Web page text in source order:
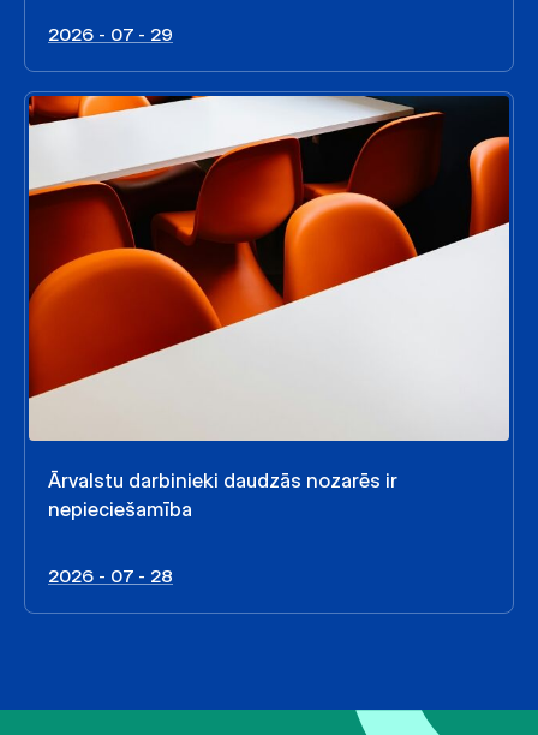
2026 - 07 - 29
Ārvalstu darbinieki daudzās nozarēs ir
nepieciešamība
2026 - 07 - 28